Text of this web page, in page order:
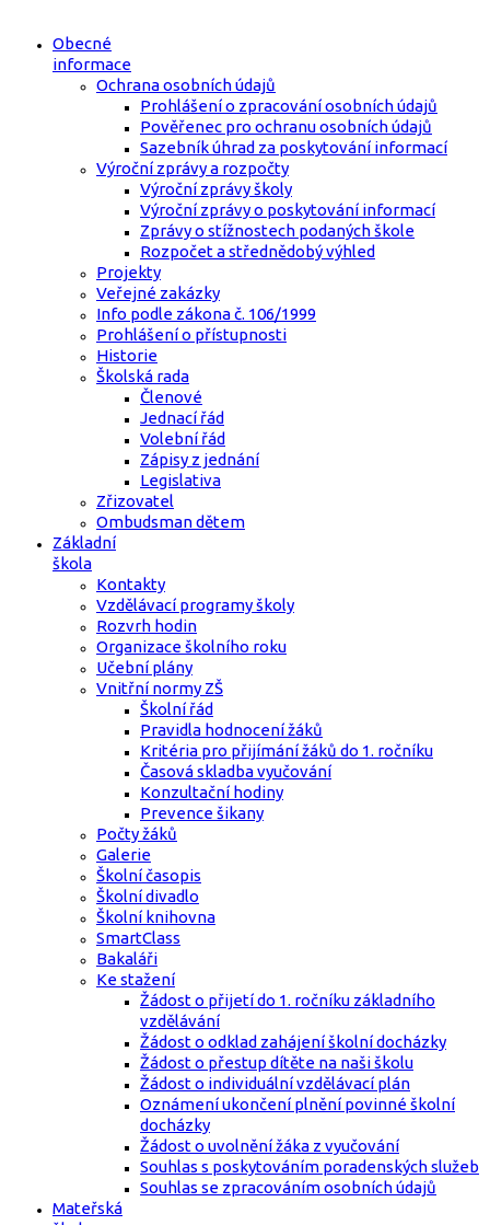
Obecné
informace
Ochrana osobních údajů
Prohlášení o zpracování osobních údajů
Pověřenec pro ochranu osobních údajů
Sazebník úhrad za poskytování informací
Výroční zprávy a rozpočty
Výroční zprávy školy
Výroční zprávy o poskytování informací
Zprávy o stížnostech podaných škole
Rozpočet a střednědobý výhled
Projekty
Veřejné zakázky
Info podle zákona č. 106/1999
Prohlášení o přístupnosti
Historie
Školská rada
Členové
Jednací řád
Volební řád
Zápisy z jednání
Legislativa
Zřizovatel
Ombudsman dětem
Základní
škola
Kontakty
Vzdělávací programy školy
Rozvrh hodin
Organizace školního roku
Učební plány
Vnitřní normy ZŠ
Školní řád
Pravidla hodnocení žáků
Kritéria pro přijímání žáků do 1. ročníku
Časová skladba vyučování
Konzultační hodiny
Prevence šikany
Počty žáků
Galerie
Školní časopis
Školní divadlo
Školní knihovna
SmartClass
Bakaláři
Ke stažení
Žádost o přijetí do 1. ročníku základního
vzdělávání
Žádost o odklad zahájení školní docházky
Žádost o přestup dítěte na naši školu
Žádost o individuální vzdělávací plán
Oznámení ukončení plnění povinné školní
docházky
Žádost o uvolnění žáka z vyučování
Souhlas s poskytováním poradenských služeb
Souhlas se zpracováním osobních údajů
Mateřská